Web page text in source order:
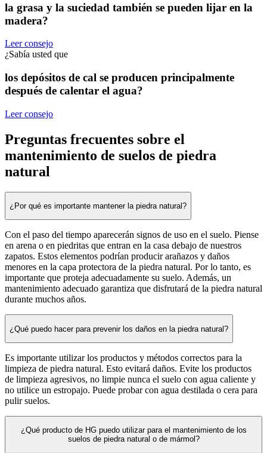
la grasa y la suciedad también se pueden lijar en la
madera?
Leer consejo
¿Sabía usted que
los depósitos de cal se producen principalmente
después de calentar el agua?
Leer consejo
Preguntas frecuentes sobre el
mantenimiento de suelos de piedra
natural
¿Por qué es importante mantener la piedra natural?
Con el paso del tiempo aparecerán signos de uso en el suelo. Piense
en arena o en piedritas que entran en la casa debajo de nuestros
zapatos. Estos elementos podrían producir arañazos y daños
menores en la capa protectora de la piedra natural. Por lo tanto, es
importante que proteja adecuadamente su suelo. Además, un
mantenimiento adecuado garantiza que disfrutará de la piedra natural
durante muchos años.
¿Qué puedo hacer para prevenir los daños en la piedra natural?
Es importante utilizar los productos y métodos correctos para la
limpieza de piedra natural. Esto evitará daños. Evite los productos
de limpieza agresivos, no limpie nunca el suelo con agua caliente y
no utilice un estropajo. Puede probar con agua destilada o cera para
pulir suelos.
¿Qué producto de HG puedo utilizar para el mantenimiento de los
suelos de piedra natural o de mármol?